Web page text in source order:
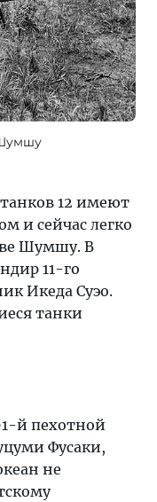
12 имеют
и сейчас легко
Шумшу. В
11-го
Икеда Суэо.
танки
й пехотной
Фусаки,
не